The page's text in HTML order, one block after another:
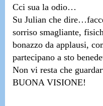
Cci sua la odio…
Su Julian che dire…
sorriso smagliante,
bonazzo da applausi,
partecipano a sto
Non vi resta che
BUONA VISIONE!